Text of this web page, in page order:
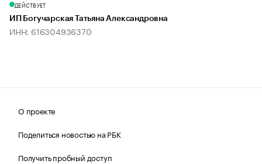
ДЕЙСТВУЕТ
ИП Богучарская Татьяна Александровна
ИНН: 616304936370
О проекте
Поделиться новостью на РБК
Получить пробный доступ